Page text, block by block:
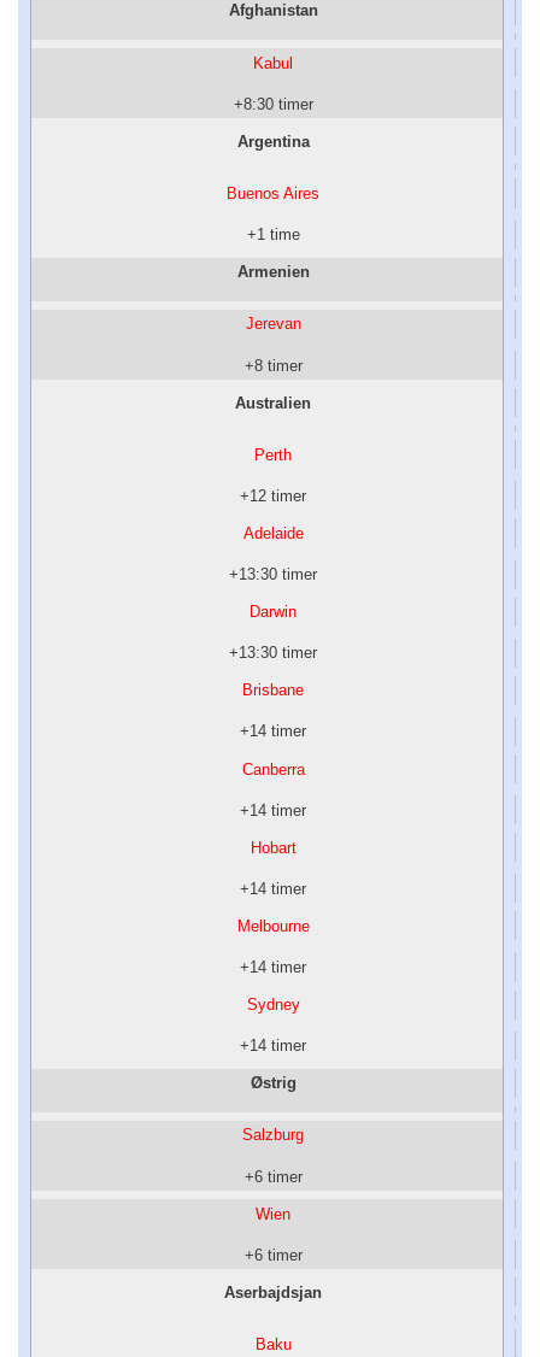
Afghanistan
Kabul
+8:30 timer
Argentina
Buenos Aires
+1 time
Armenien
Jerevan
+8 timer
Australien
Perth
+12 timer
Adelaide
+13:30 timer
Darwin
+13:30 timer
Brisbane
+14 timer
Canberra
+14 timer
Hobart
+14 timer
Melbourne
+14 timer
Sydney
+14 timer
Østrig
Salzburg
+6 timer
Wien
+6 timer
Aserbajdsjan
Baku